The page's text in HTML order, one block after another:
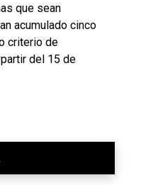
que sean
acumulado cinco
criterio de
del 15 de